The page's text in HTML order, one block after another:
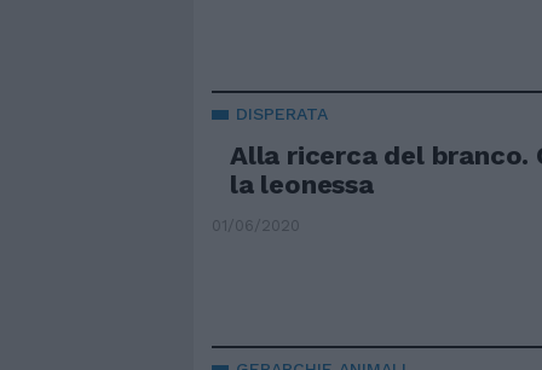
DISPERATA
Alla ricerca del branco.
la leonessa
01/06/2020